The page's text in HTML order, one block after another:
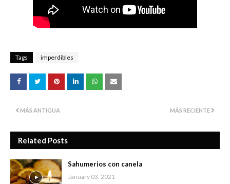
Tags imperdibles
MÁS RECIENTE
MÁS ANTIGUA
Related Posts
Sahumerios con canela
January 03, 2021